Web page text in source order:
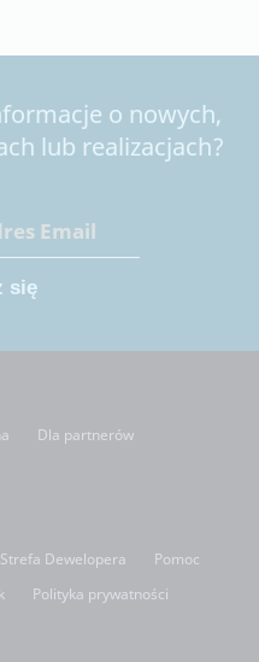
o nowych,
lub realizacjach?
Dla partnerów
Strefa Dewelopera
Pomoc
Polityka prywatności